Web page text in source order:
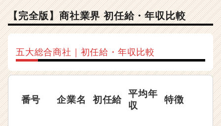
【完全版】商社業界 初任給・年収比較
五大総合商社｜初任給・年収比較
番号 企業名 初任給
平均年
収
特徴